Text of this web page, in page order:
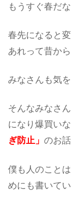
もうすぐ春だ
春先になると
あれって昔か
みなさんも気
そんなみなさ
になり爆買い
ぎ防止」 のお話
僕も人のこと
めにも書いて